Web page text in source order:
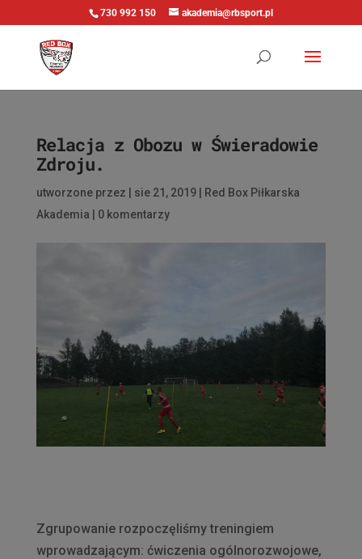
730 992 150 akademia@rbsport.pl
Relacja z Obozu w Świeradowie
Zdroju.
utworzone przez sie 21, 2019|
Red Box Piłkarska
Akademia
0 komentarzy
Zgrupowanie rozpoczęliśmy treningiem
wprowadzającym: ćwiczenia ogólnorozwojowe,